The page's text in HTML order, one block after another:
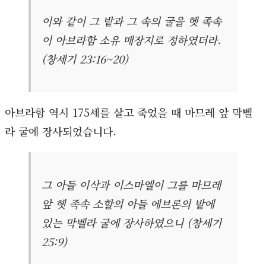
이와 같이 그 밭과 그 속의 굴을 헷 족속
이 아브라함 소유 매장지로 정하였더라.
(창세기 23:16~20)
아브라함 역시 175세를 살고 죽었을 때 마므레 앞 막벨
라 굴에 장사되었습니다.
그 아들 이삭과 이스마엘이 그를 마므레
앞 헷 족속 소할의 아들 에브론의 밭에
있는 막벨라 굴에 장사하였으니 (창세기
25:9)